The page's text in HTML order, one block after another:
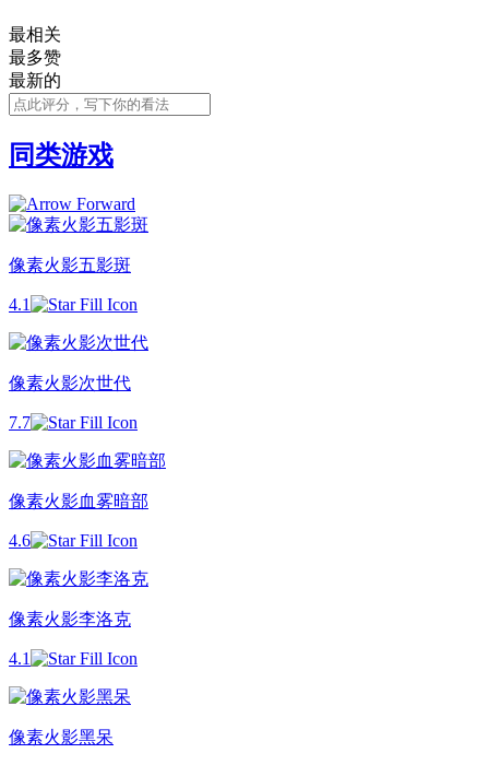
最相关
最多赞
最新的
同类游戏
像素火影五影斑
4.1
像素火影次世代
7.7
像素火影血雾暗部
4.6
像素火影李洛克
4.1
像素火影黑呆